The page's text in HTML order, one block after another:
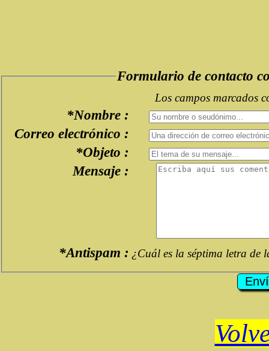
Formulario de contacto
Los campos marcados
*Nombre :
Correo electrónico :
*Objeto :
Mensaje :
*Antispam : ¿Cuál es la séptima letra de